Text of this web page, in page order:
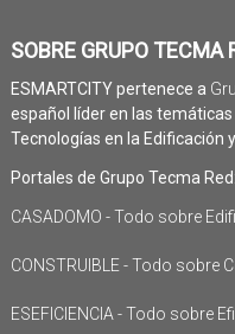
SOBRE GRUPO TECMA
ESMARTCITY pertenece a
español líder en las
Tecnologías en la Edificación
Portales de Grupo Tecma Red:
CASADOMO - Todo sobre
CONSTRUIBLE - Todo sobre
ESEFICIENCIA - Todo sobre